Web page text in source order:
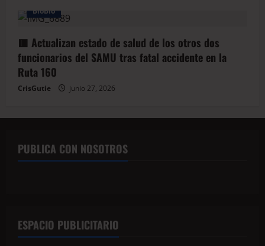
BioBio
🟥 Actualizan estado de salud de los otros dos
funcionarios del SAMU tras fatal accidente en la
Ruta 160
CrisGutie junio 27, 2026
PUBLICA CON NOSOTROS
ESPACIO PUBLICITARIO